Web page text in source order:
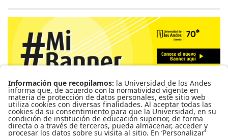
Para más información de cursos, horarios y cupos visite el
Sistema de Información Banner